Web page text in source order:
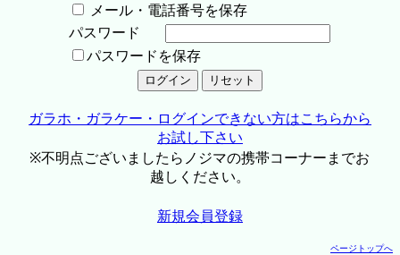
メール・電話番号を保存
パスワード
パスワードを保存
ガラホ・ガラケー・ログインできない方はこちらから
お試し下さい
※不明点ございましたらノジマの携帯コーナーまでお
越しください。
新規会員登録
ページトップへ